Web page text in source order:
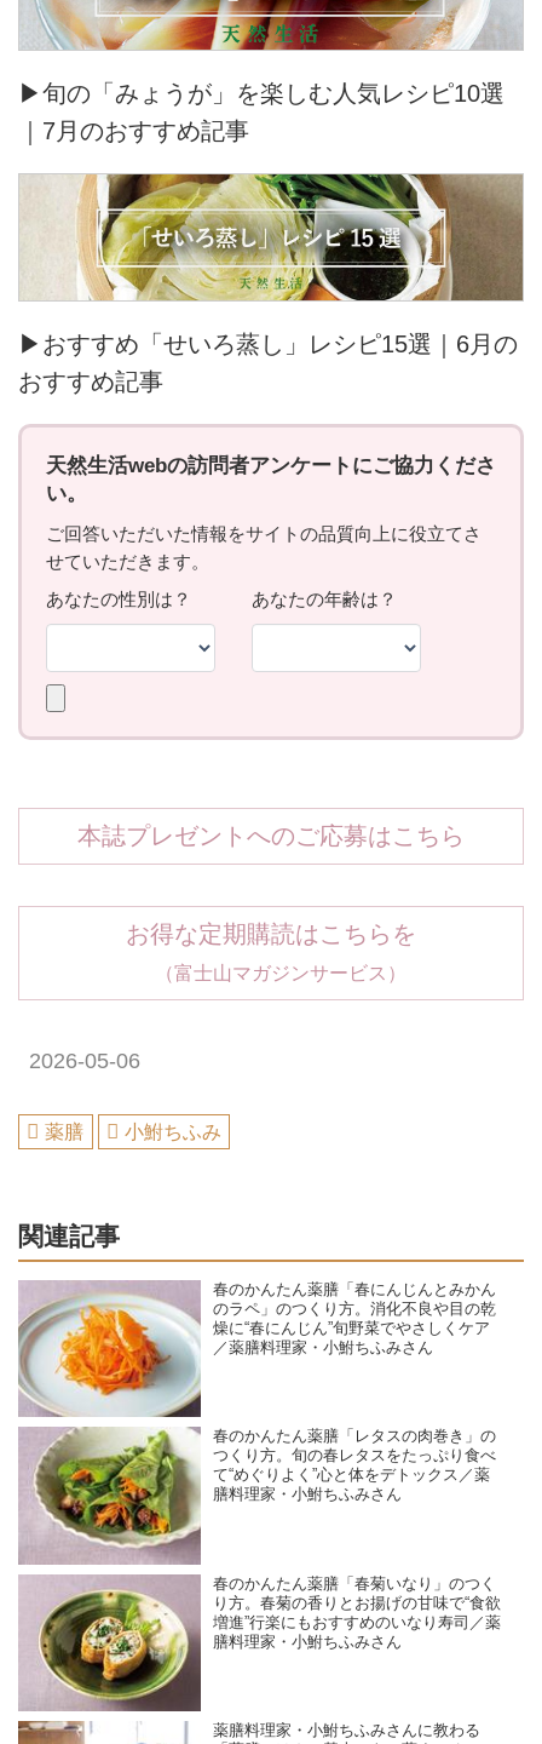
▶旬の「みょうが」を楽しむ人気レシピ10選
｜7月のおすすめ記事
▶おすすめ「せいろ蒸し」レシピ15選｜6月の
おすすめ記事
本誌プレゼントへのご応募はこちら
お得な定期購読はこちらを
（富士山マガジンサービス）
2026-05-06
薬膳 小鮒ちふみ
関連記事
春のかんたん薬膳「春にんじんとみかん
のラペ」のつくり方。消化不良や目の乾
燥に“春にんじん”旬野菜でやさしくケア
／薬膳料理家・小鮒ちふみさん
春のかんたん薬膳「レタスの肉巻き」の
つくり方。旬の春レタスをたっぷり食べ
て“めぐりよく”心と体をデトックス／薬
膳料理家・小鮒ちふみさん
春のかんたん薬膳「春菊いなり」のつく
り方。春菊の香りとお揚げの甘味で“食欲
増進”行楽にもおすすめのいなり寿司／薬
膳料理家・小鮒ちふみさん
薬膳料理家・小鮒ちふみさんに教わる